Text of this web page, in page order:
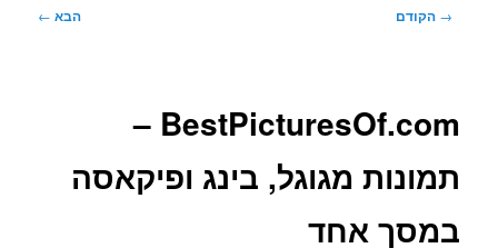
ניווט
→ הקודם הבא ←
BestPicturesOf.com –
תמונות מגוגל, בינג ופיקאסה
במסך אחד